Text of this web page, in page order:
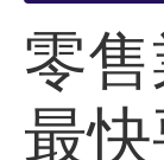
零
最